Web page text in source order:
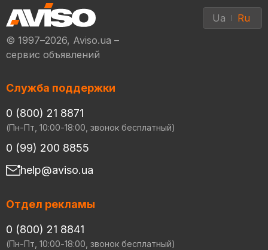
© 1997–2026, Aviso.ua –
сервис объявлений
Ua Ru
Служба поддержки
0 (800) 21 8871
(Пн-Пт, 10:00-18:00, звонок бесплатный)
0 (99) 200 8855
help@aviso.ua
Отдел рекламы
0 (800) 21 8841
(Пн-Пт, 10:00-18:00, звонок бесплатный)